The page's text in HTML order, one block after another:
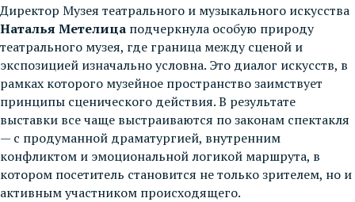
Директор Музея театрального и музыкального искусства
Наталья Метелица подчеркнула особую природу
театрального музея, где граница между сценой и
экспозицией изначально условна. Это диалог искусств, в
рамках которого музейное пространство заимствует
принципы сценического действия. В результате
выставки все чаще выстраиваются по законам спектакля
— с продуманной драматургией, внутренним
конфликтом и эмоциональной логикой маршрута, в
котором посетитель становится не только зрителем, но и
активным участником происходящего.